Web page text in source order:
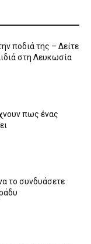
ποδιά της – Δείτε
στη Λευκωσία
πως ένας
το συνδυάσετε